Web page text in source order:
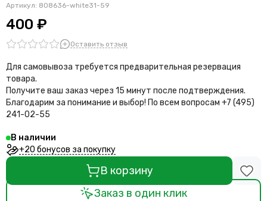
Артикул: 808636-white31-59
400 ₽
Оставить отзыв
Для самовывоза требуется предварительная резервация
товара.
Получите ваш заказ через 15 минут после подтверждения.
Благодарим за понимание и выбор! По всем вопросам +7 (495)
241-02-55
В наличии
+20 бонусов за покупку
В корзину
Заказ в один клик